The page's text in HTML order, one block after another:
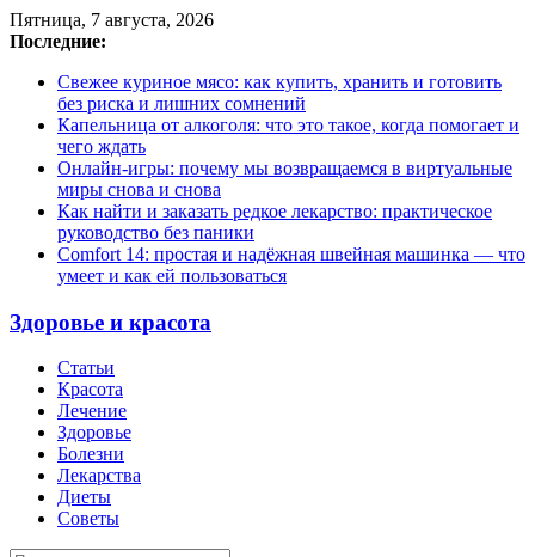
Пятница, 7 августа, 2026
Последние:
Свежее куриное мясо: как купить, хранить и готовить
без риска и лишних сомнений
Капельница от алкоголя: что это такое, когда помогает и
чего ждать
Онлайн-игры: почему мы возвращаемся в виртуальные
миры снова и снова
Как найти и заказать редкое лекарство: практическое
руководство без паники
Comfort 14: простая и надёжная швейная машинка — что
умеет и как ей пользоваться
Здоровье и красота
Статьи
Красота
Лечение
Здоровье
Болезни
Лекарства
Диеты
Советы